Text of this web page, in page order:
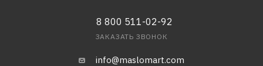
8 800 511-02-92
ЗАКАЗАТЬ ЗВОНОК
info@maslomart.com